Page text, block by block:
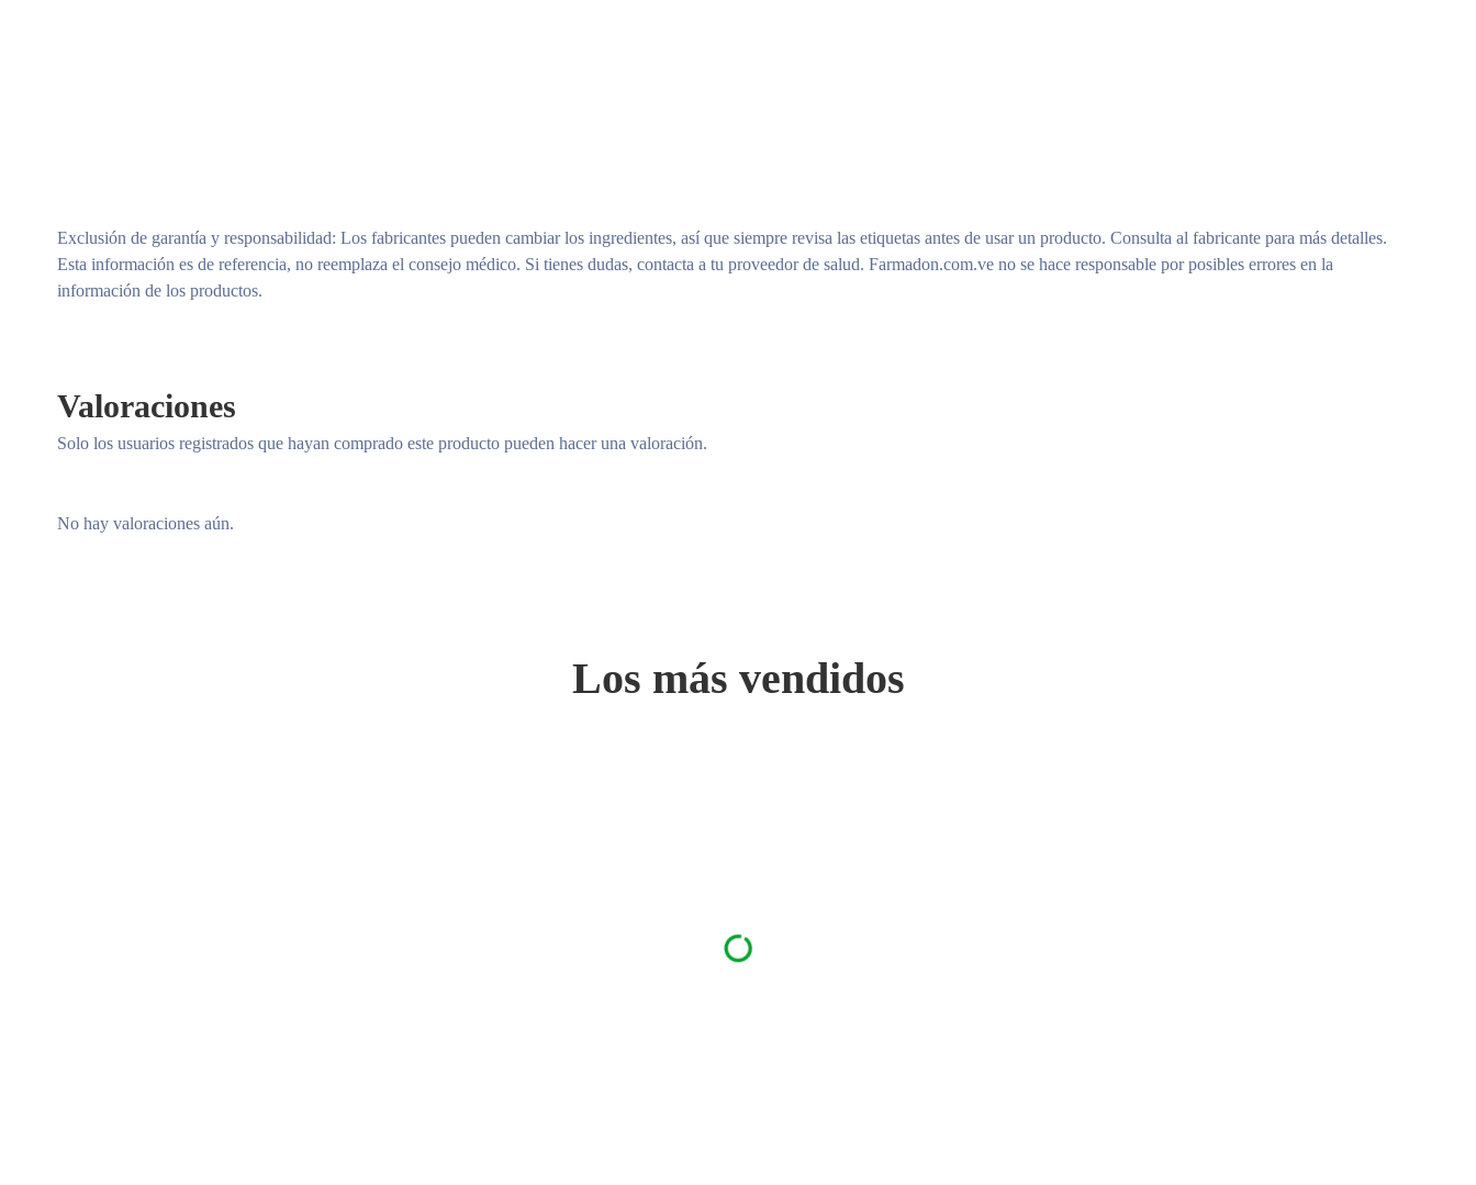
Exclusión de garantía y responsabilidad: Los fabricantes pueden cambiar los ingredientes, así que siempre revisa las etiquetas antes de usar un producto. Consulta al fabricante para más detalles.
Esta información es de referencia, no reemplaza el consejo médico. Si tienes dudas, contacta a tu proveedor de salud. Farmadon.com.ve no se hace responsable por posibles errores en la
información de los productos.
Valoraciones
No hay valoraciones aún.
Solo los usuarios registrados que hayan comprado este producto pueden hacer una valoración.
Los más vendidos